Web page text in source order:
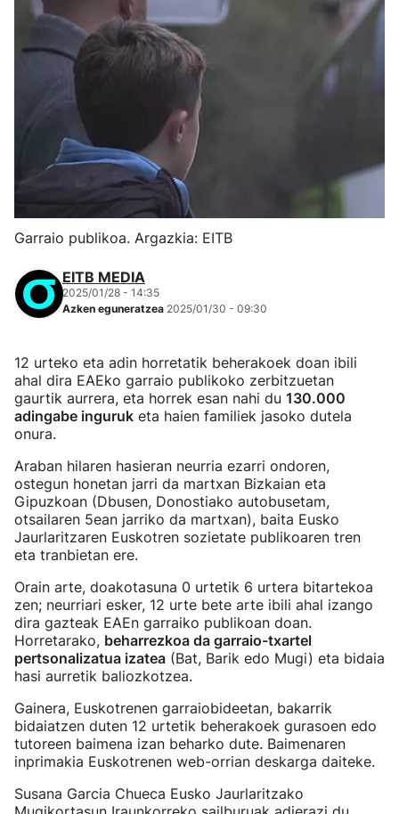
Garraio publikoa. Argazkia: EITB
EITB MEDIA
2025/01/28 - 14:35
Azken eguneratzea 2025/01/30 - 09:30
12 urteko eta adin horretatik beherakoek doan ibili
ahal dira EAEko garraio publikoko zerbitzuetan
gaurtik aurrera, eta horrek esan nahi du 130.000
adingabe inguruk eta haien familiek jasoko dutela
onura.
Araban hilaren hasieran neurria ezarri ondoren,
ostegun honetan jarri da martxan Bizkaian eta
Gipuzkoan (Dbusen, Donostiako autobusetam,
otsailaren 5ean jarriko da martxan), baita Eusko
Jaurlaritzaren Euskotren sozietate publikoaren tren
eta tranbietan ere.
Orain arte, doakotasuna 0 urtetik 6 urtera bitartekoa
zen; neurriari esker, 12 urte bete arte ibili ahal izango
dira gazteak EAEn garraiko publikoan doan.
Horretarako, beharrezkoa da garraio-txartel
pertsonalizatua izatea (Bat, Barik edo Mugi) eta bidaia
hasi aurretik baliozkotzea.
Gainera, Euskotrenen garraiobideetan, bakarrik
bidaiatzen duten 12 urtetik beherakoek gurasoen edo
tutoreen baimena izan beharko dute. Baimenaren
inprimakia Euskotrenen web-orrian deskarga daiteke.
Susana Garcia Chueca Eusko Jaurlaritzako